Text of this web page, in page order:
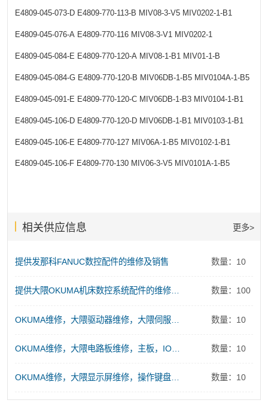
E4809-045-073-D E4809-770-113-B MIV08-3-V5 MIV0202-1-B1
E4809-045-076-A E4809-770-116 MIV08-3-V1 MIV0202-1
E4809-045-084-E E4809-770-120-A MIV08-1-B1 MIV01-1-B
E4809-045-084-G E4809-770-120-B MIV06DB-1-B5 MIV0104A-1-B5
E4809-045-091-E E4809-770-120-C MIV06DB-1-B3 MIV0104-1-B1
E4809-045-106-D E4809-770-120-D MIV06DB-1-B1 MIV0103-1-B1
E4809-045-106-E E4809-770-127 MIV06A-1-B5 MIV0102-1-B1
E4809-045-106-F E4809-770-130 MIV06-3-V5 MIV0101A-1-B5
相关供应信息 更多>
提供发那科FANUC数控配件的维修及销售 数量：10
提供大隈OKUMA机床数控系统配件的维修及销售服务 数量：100
OKUMA维修，大隈驱动器维修，大隈伺服电源维修 数量：10
OKUMA维修，大隈电路板维修，主板，IO板、存储板、控制板维修 数量：10
OKUMA维修，大隈显示屏维修，操作键盘维修 数量：10